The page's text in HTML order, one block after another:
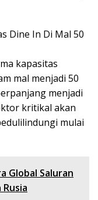
Dine In Di Mal 50
kapasitas
mal menjadi 50
menjadi
kritikal akan
mulai
Global Saluran